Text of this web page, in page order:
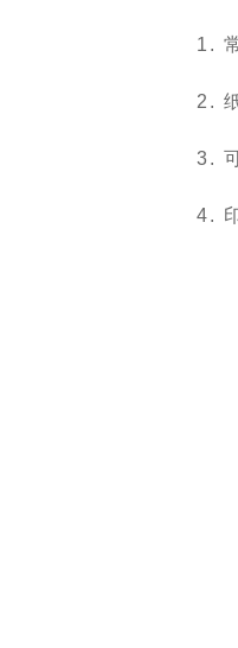
1.
2.
3.
4.